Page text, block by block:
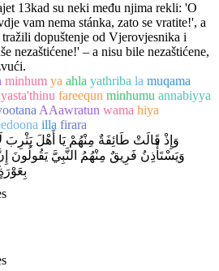
13kad su neki među njima rekli: 'O
vam nema stánka, zato se vratite!', a
dopuštenje od Vjerovjesnika i
nezaštićene!' – a nisu bile nezaštićene,
minhum ya ahla yathriba la muqama
fareequn minhumu annabiyya
AAawratun wama hiya
illa firara
وَإِذْ قَالَتْ طَائِفَةٌ مِنْهُمْ يَا أَهْلَ يَثْرِبَ
وَيَسْتَأْذِنُ فَرِيقٌ مِنْهُمُ النَّبِيَّ يَقُولُونَ